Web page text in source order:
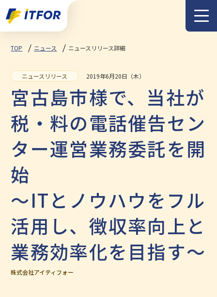
メニュー
TOP ニュース ニュースリリース詳細
ニュースリリース 2019年6月20日（木）
宮古島市様で、当社が
税・料の電話催告セン
ター運営業務委託を開
始
～ITとノウハウをフル
活用し、徴収率向上と
業務効率化を目指す～
株式会社アイティフォー